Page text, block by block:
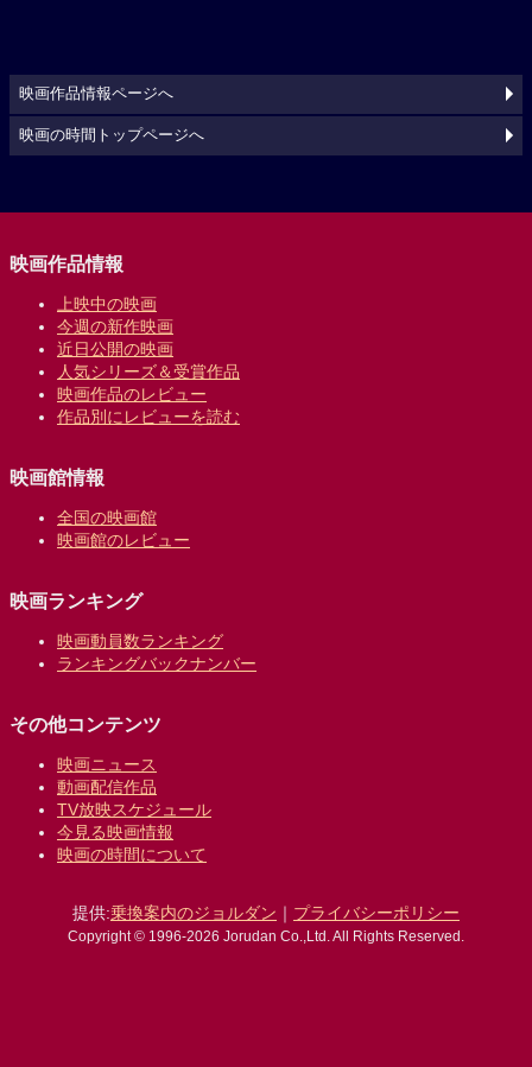
映画作品情報ページへ
映画の時間トップページへ
映画作品情報
上映中の映画
今週の新作映画
近日公開の映画
人気シリーズ＆受賞作品
映画作品のレビュー
作品別にレビューを読む
映画館情報
全国の映画館
映画館のレビュー
映画ランキング
映画動員数ランキング
ランキングバックナンバー
その他コンテンツ
映画ニュース
動画配信作品
TV放映スケジュール
今見る映画情報
映画の時間について
提供:乗換案内のジョルダン ｜ プライバシーポリシー
Copyright © 1996-2026 Jorudan Co.,Ltd. All Rights Reserved.